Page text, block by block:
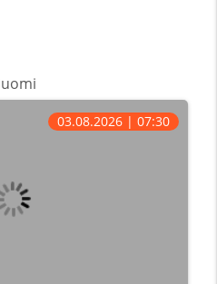
03.08.2026 | 07:30